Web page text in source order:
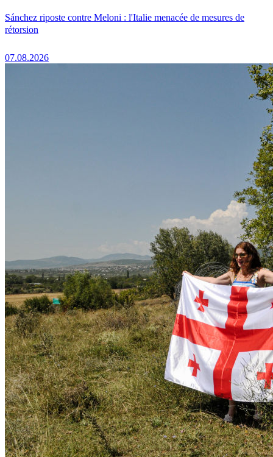
Sánchez riposte contre Meloni : l'Italie menacée de mesures de
rétorsion
07.08.2026